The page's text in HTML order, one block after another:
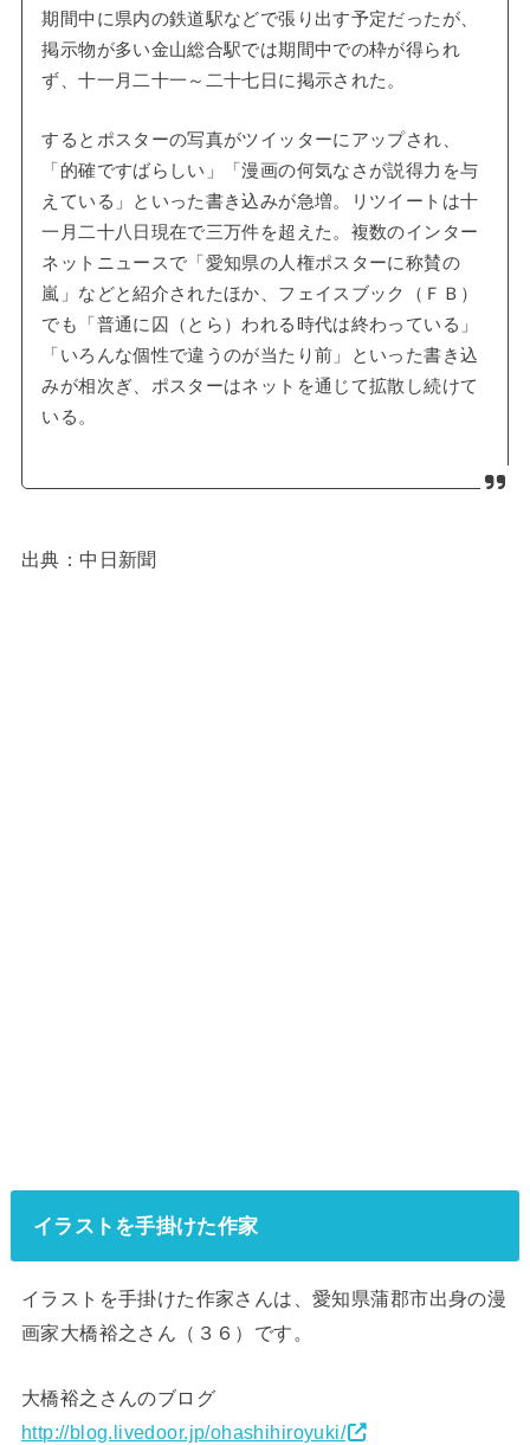
期間中に県内の鉄道駅などで張り出す予定だったが、
掲示物が多い金山総合駅では期間中での枠が得られ
ず、十一月二十一～二十七日に掲示された。
するとポスターの写真がツイッターにアップされ、
「的確ですばらしい」「漫画の何気なさが説得力を与
えている」といった書き込みが急増。リツイートは十
一月二十八日現在で三万件を超えた。複数のインター
ネットニュースで「愛知県の人権ポスターに称賛の
嵐」などと紹介されたほか、フェイスブック（ＦＢ）
でも「普通に囚（とら）われる時代は終わっている」
「いろんな個性で違うのが当たり前」といった書き込
みが相次ぎ、ポスターはネットを通じて拡散し続けて
いる。
出典：中日新聞
イラストを手掛けた作家
イラストを手掛けた作家さんは、愛知県蒲郡市出身の漫
画家大橋裕之さん（３６）です。
大橋裕之さんのブログ
http://blog.livedoor.jp/ohashihiroyuki/